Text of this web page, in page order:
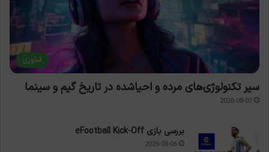
فناوری
سیر تکنولوژی‌های مرده و احیاشده در تاریخ گیم و سینما
2026-08-07
بررسی بازی eFootball Kick-Off
2026-08-06